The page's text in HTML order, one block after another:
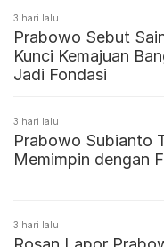
3 hari lalu
Prabowo Sebut
Kunci Kemajuan
Jadi Fondasi
3 hari lalu
Prabowo Subianto
Memimpin dengan
3 hari lalu